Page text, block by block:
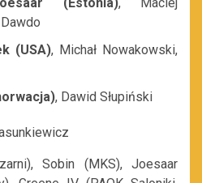
(USA), Michał Nowakowski,
, Dawid Słupiński
Sobin (MKS), Joesaar